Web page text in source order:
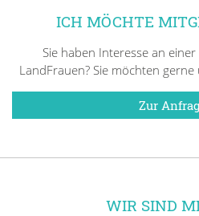
ICH MÖCHTE
Sie haben Interesse an
LandFrauen? Sie möchten
Zur
WIR SIND